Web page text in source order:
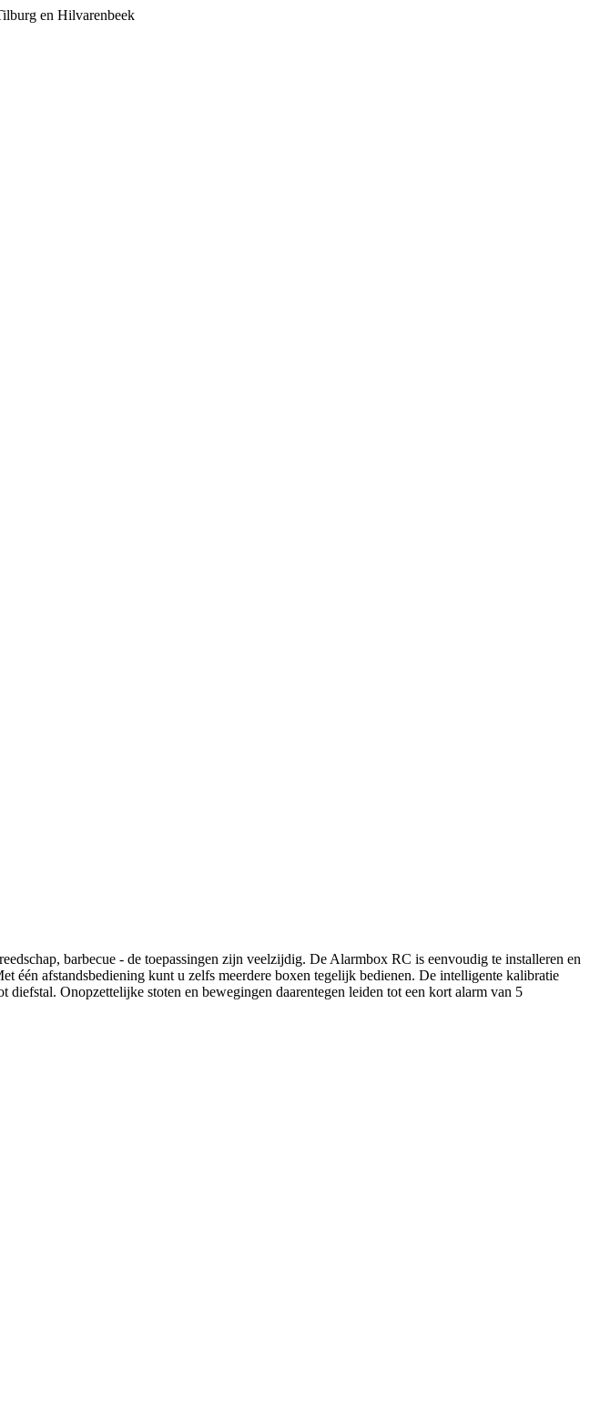
en Hilvarenbeek
barbecue - de toepassingen zijn veelzijdig. De Alarmbox RC is eenvoudig te installeren en
één afstandsbediening kunt u zelfs meerdere boxen tegelijk bedienen. De intelligente kalibratie
Onopzettelijke stoten en bewegingen daarentegen leiden tot een kort alarm van 5